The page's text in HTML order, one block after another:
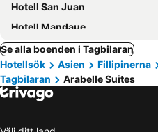
Hotell San Juan
Hotell Mandaue
Se alla boenden i Tagbilaran
Hotellsök
Asien Fillipinerna
Tagbilaran
Arabelle Suites